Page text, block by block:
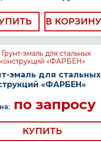
эмаль для стальных
«ФАРБЕН»
по запросу
КУПИТЬ